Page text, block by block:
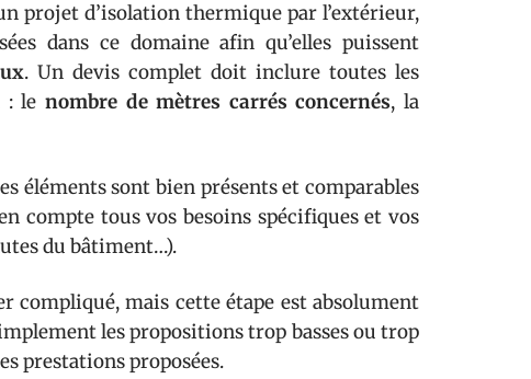
projet d’isolation thermique par l’extérieur,
dans ce domaine afin qu’elles puissent
. Un devis complet doit inclure toutes les
: le nombre de mètres carrés concernés, la
éléments sont bien présents et comparables
compte tous vos besoins spécifiques et vos
du bâtiment…).
compliqué, mais cette étape est absolument
les propositions trop basses ou trop
prestations proposées.